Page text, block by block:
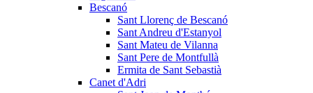
Bescanó
Sant Llorenç de Bescanó
Sant Andreu d'Estanyol
Sant Mateu de Vilanna
Sant Pere de Montfullà
Ermita de Sant Sebastià
Canet d'Adri